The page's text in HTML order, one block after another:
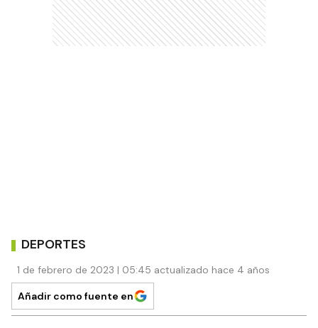
DEPORTES
1 de febrero de 2023 | 05:45 actualizado hace 4 años
Añadir como fuente en